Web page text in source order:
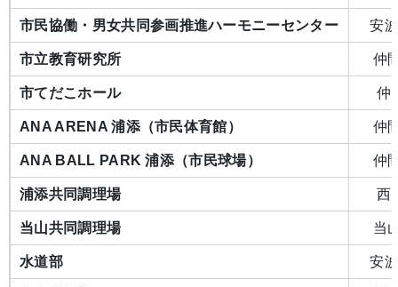
市民協働・男女共同参画推進ハーモニーセンター 安
市立教育研究所 仲
市てだこホール 仲
ANA ARENA 浦添（市民体育館） 仲
ANA BALL PARK 浦添（市民球場） 仲
浦添共同調理場 西
当山共同調理場 当
水道部 安